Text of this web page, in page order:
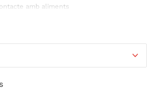
amb aliments
mateixa referència es venen els tres
). Si en vols algun en
ho a l'hora de fer la comanda, en cas